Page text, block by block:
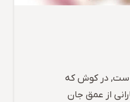
1404 نوبهار است, در کوش که
از عمق جان